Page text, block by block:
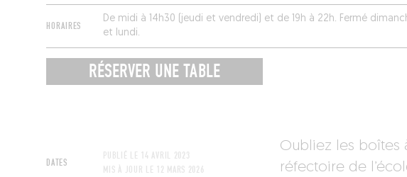
HORAIRES
De midi à 14h30 (jeudi et vendredi) et de 19h à 22h. Fermé
et lundi.
RÉSERVER UNE TABLE
DATES
PUBLIÉ LE
14 AVRIL 2023
MIS À JOUR LE
12 MARS 2026
Oubliez les boîtes
réfectoire de